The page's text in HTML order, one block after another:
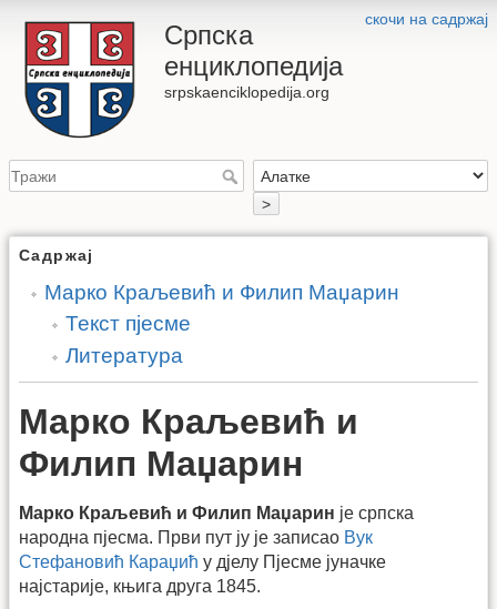
скочи на садржај
Српска
енциклопедија
srpskaenciklopedija.org
>
Садржај
Марко Краљевић и Филип Маџарин
Текст пјесме
Литература
Марко Краљевић и
Филип Маџарин
Марко Краљевић и Филип Маџарин је српска
народна пјесма. Први пут ју је записао Вук
Стефановић Караџић у дјелу Пјесме јуначке
најстарије, књига друга 1845.